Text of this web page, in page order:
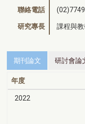
聯絡電話
研究專長 課程與
期刊論文 研討會論
年度
2022